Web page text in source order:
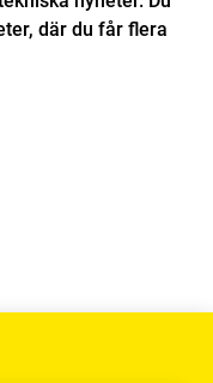
där du får flera